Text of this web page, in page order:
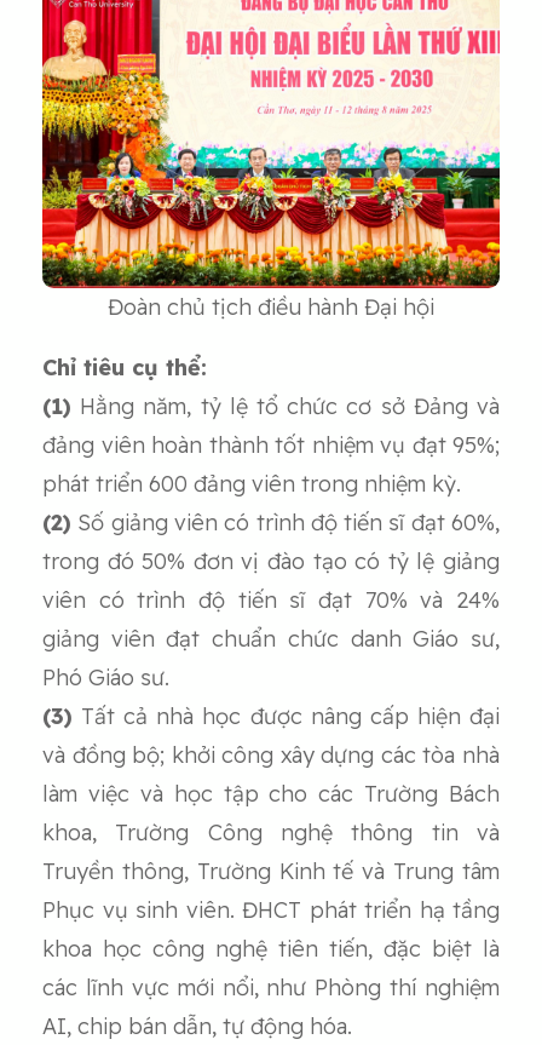
Đoàn chủ tịch điều hành Đại hội
Chỉ tiêu cụ thể:
(1) Hằng năm, tỷ lệ tổ chức cơ sở Đảng và
đảng viên hoàn thành tốt nhiệm vụ đạt 95%;
phát triển 600 đảng viên trong nhiệm kỳ.
(2) Số giảng viên có trình độ tiến sĩ đạt 60%,
trong đó 50% đơn vị đào tạo có tỷ lệ giảng
viên có trình độ tiến sĩ đạt 70% và 24%
giảng viên đạt chuẩn chức danh Giáo sư,
Phó Giáo sư.
(3) Tất cả nhà học được nâng cấp hiện đại
và đồng bộ; khởi công xây dựng các tòa nhà
làm việc và học tập cho các Trường Bách
khoa, Trường Công nghệ thông tin và
Truyền thông, Trường Kinh tế và Trung tâm
Phục vụ sinh viên. ĐHCT phát triển hạ tầng
khoa học công nghệ tiên tiến, đặc biệt là
các lĩnh vực mới nổi, như Phòng thí nghiệm
AI, chip bán dẫn, tự động hóa.